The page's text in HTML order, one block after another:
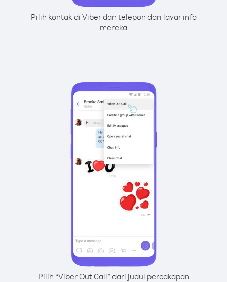
Pilih kontak di Viber dan telepon dari layar info
mereka
Pilih “Viber Out Call” dari judul percakapan